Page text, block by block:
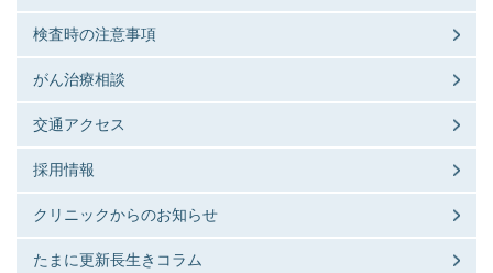
検査時の注意事項
がん治療相談
交通アクセス
採用情報
クリニックからのお知らせ
たまに更新長生きコラム